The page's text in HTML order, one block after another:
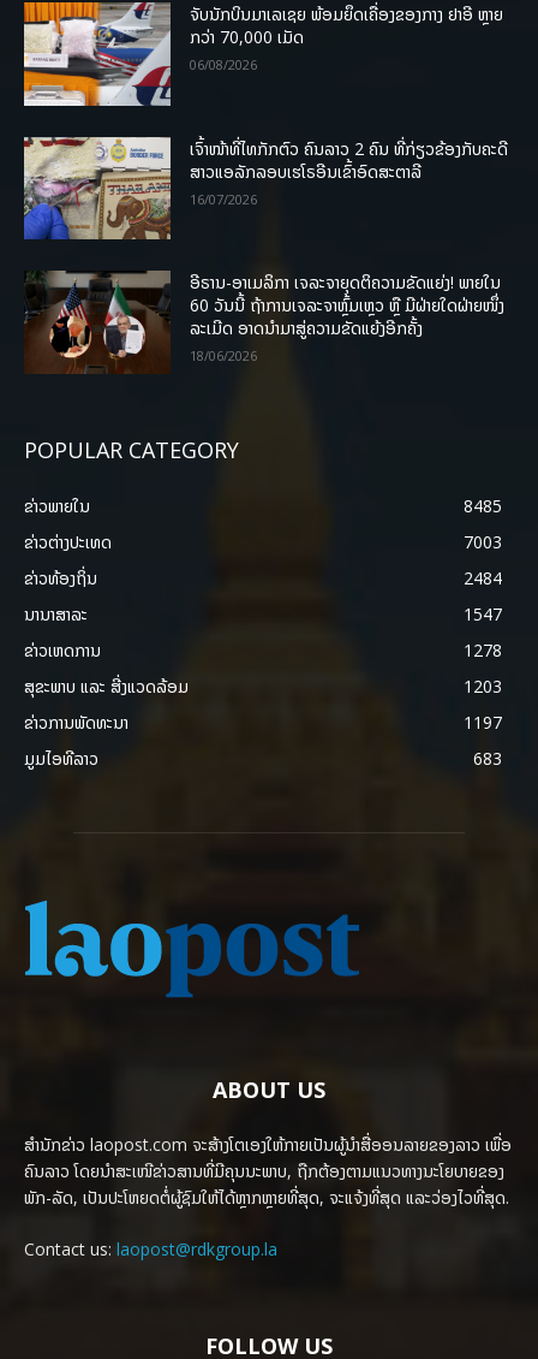
ຈັບນັກບິນມາເລເຊຍ ພ້ອມຍຶດເຄື່ອງຂອງກາງ ຢາອີ ຫຼາຍ
ກວ່າ 70,000 ເມັດ
06/08/2026
ເຈົ້າໜ້າທີ່ໄທກັກຕົວ ຄົນລາວ 2 ຄົນ ທີ່ກ່ຽວຂ້ອງກັບຄະດີ
ສາວແອລັກລອບເຮໂຣອີນເຂົ້າອົດສະຕາລີ
16/07/2026
ອີຣານ-ອາເມລິກາ ເຈລະຈາຍຸດຕິຄວາມຂັດແຍ່ງ! ພາຍໃນ
60 ວັນນີ້ ຖ້າການເຈລະຈາຫຼົ້ມເຫຼວ ຫຼື ມີຝ່າຍໃດຝ່າຍໜຶ່ງ
ລະເມີດ ອາດນໍາມາສູ່ຄວາມຂັດແຍ້ງອີກຄັ້ງ
18/06/2026
POPULAR CATEGORY
ຂ່າວພາຍ​ໃນ
8485
ຂ່າວຕ່າງປະເທດ
7003
ຂ່າວທ້ອງຖິ່ນ
2484
ນານາສາລະ
1547
ຂ່າວເຫດການ
1278
ສຸຂະພາບ ແລະ ສີ່ງແວດລ້ອມ
1203
ຂ່າວການພັດທະນາ
1197
ມູມໄອທີລາວ
683
ABOUT US
ສຳນັກຂ່າວ laopost.com ຈະສ້າງໂຕເອງໃຫ້ກາຍເປັນຜູ້ນຳສື່ອອນລາຍຂອງລາວ ເພື່ອ
ຄົນລາວ ໂດຍນຳສະເໜີຂ່າວສານທີ່ມີຄຸນນະພາບ, ຖືກຕ້ອງຕາມແນວທາງນະໂຍບາຍຂອງ
ພັກ-ລັດ, ເປັນປະໂຫຍດຕໍ່ຜູ້ຊົມໃຫ້ໄດ້ຫຼາກຫຼາຍທີ່ສຸດ, ຈະແຈ້ງທີ່ສຸດ ແລະວ່ອງໄວທີ່ສຸດ.
Contact us: laopost@rdkgroup.la
FOLLOW US